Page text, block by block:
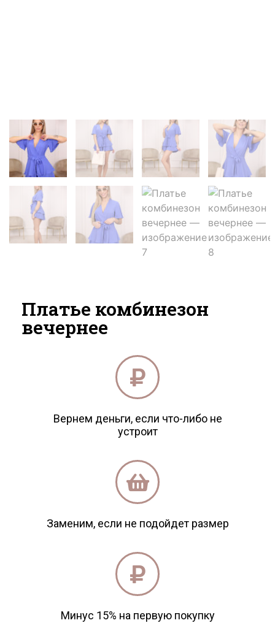
Платье комбинезон
вечернее
Вернем деньги, если что-либо не
устроит
Заменим, если не подойдет размер
Минус 15% на первую покупку